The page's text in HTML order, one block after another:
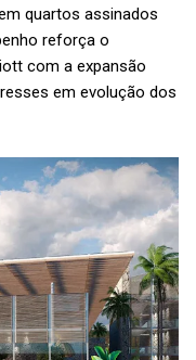
quartos assinados
reforça o
com a expansão
em evolução dos